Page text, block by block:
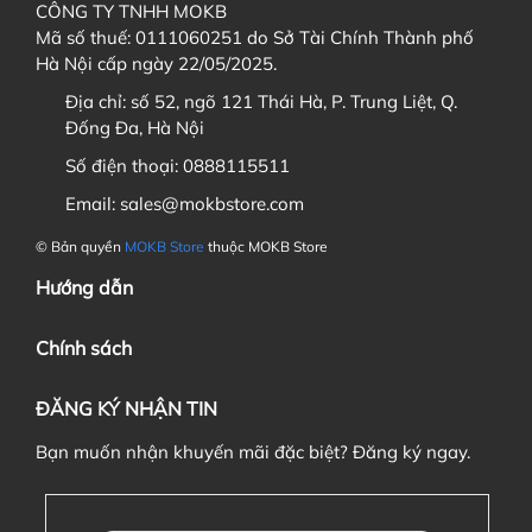
KHÔNG
KHÔNG
4. Tôi muốn theo dõi tiến độ GB / Order thì xem ở đâu?
Facebook
sách bảo hành không?
vào
và chọn
Các bạn điền địa chỉ nhận hàng (có thể tạo tài
khoản và lưu địa chỉ trong
sổ địa chỉ
). Sau đó bấm
"Tiếp tục chọn phương thức vận chuyển"
CÔNG TY TNHH MOKB
Mã số thuế: 0111060251 do Sở Tài Chính Thành phố
Hà Nội cấp ngày 22/05/2025.
Địa chỉ: số 52, ngõ 121 Thái Hà, P. Trung Liệt, Q.
Đống Đa, Hà Nội
Số điện thoại: 0888115511
Email: sales@mokbstore.com
© Bản quyền MOKB Store thuộc MOKB Store
Hướng dẫn
Chính sách
ĐĂNG KÝ NHẬN TIN
Bạn muốn nhận khuyến mãi đặc biệt? Đăng ký ngay.